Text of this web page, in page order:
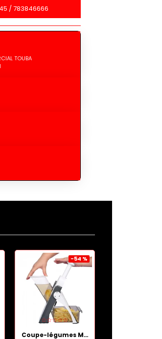
/ 783846666
TOUBA
-54 %
Coupe-légumes Multifonctionnel de haute qualité